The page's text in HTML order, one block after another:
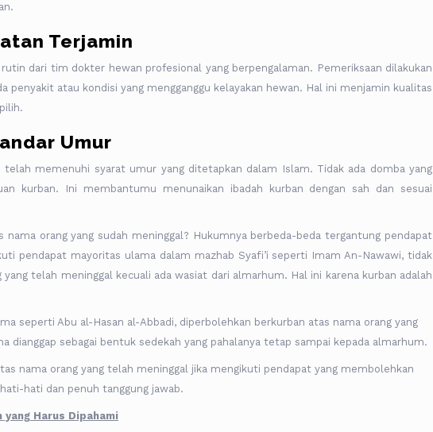
Terjamin
dari tim dokter hewan profesional yang berpengalaman. Pemeriksaan dilakukan
penyakit atau kondisi yang mengganggu kelayakan hewan. Hal ini menjamin kualitas
Umur
memenuhi syarat umur yang ditetapkan dalam Islam. Tidak ada domba yang
kurban. Ini membantumu menunaikan ibadah kurban dengan sah dan sesuai
nama orang yang sudah meninggal? Hukumnya berbeda-beda tergantung pendapat
pendapat mayoritas ulama dalam mazhab Syafi’i seperti Imam An-Nawawi, tidak
telah meninggal kecuali ada wasiat dari almarhum. Hal ini karena kurban adalah
seperti Abu al-Hasan al-Abbadi, diperbolehkan berkurban atas nama orang yang
dianggap sebagai bentuk sedekah yang pahalanya tetap sampai kepada almarhum.
nama orang yang telah meninggal jika mengikuti pendapat yang membolehkan
hati dan penuh tanggung jawab.
Harus Dipahami